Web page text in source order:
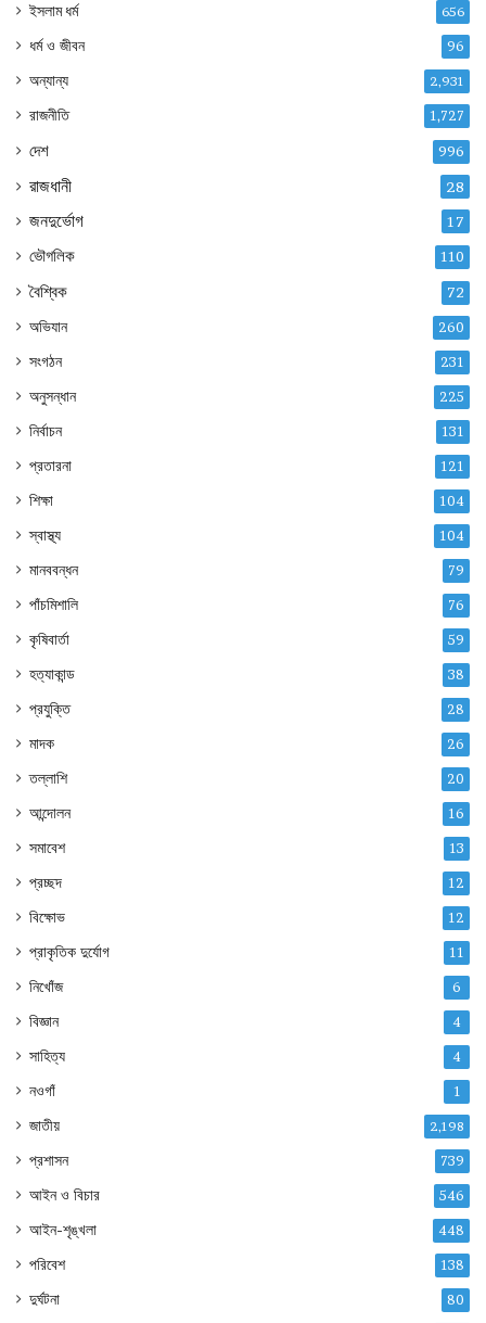
ইসলাম ধর্ম 656
ধর্ম ও জীবন 96
অন্যান্য 2,931
রাজনীতি 1,727
দেশ 996
রাজধানী 28
জনদুর্ভোগ 17
ভৌগলিক 110
বৈশ্বিক 72
অভিযান 260
সংগঠন 231
অনুসন্ধান 225
নির্বাচন 131
প্রতারনা 121
শিক্ষা 104
স্বাস্থ্য 104
মানববন্ধন 79
পাঁচমিশালি 76
কৃষিবার্তা 59
হত্যাকান্ড 38
প্রযুক্তি 28
মাদক 26
তল্লাশি 20
আন্দোলন 16
সমাবেশ 13
প্রচ্ছদ 12
বিক্ষোভ 12
প্রাকৃতিক দুর্যোগ 11
নিখোঁজ 6
বিজ্ঞান 4
সাহিত্য 4
নওগাঁ 1
জাতীয় 2,198
প্রশাসন 739
আইন ও বিচার 546
আইন-শৃঙ্খলা 448
পরিবেশ 138
দুর্ঘটনা 80